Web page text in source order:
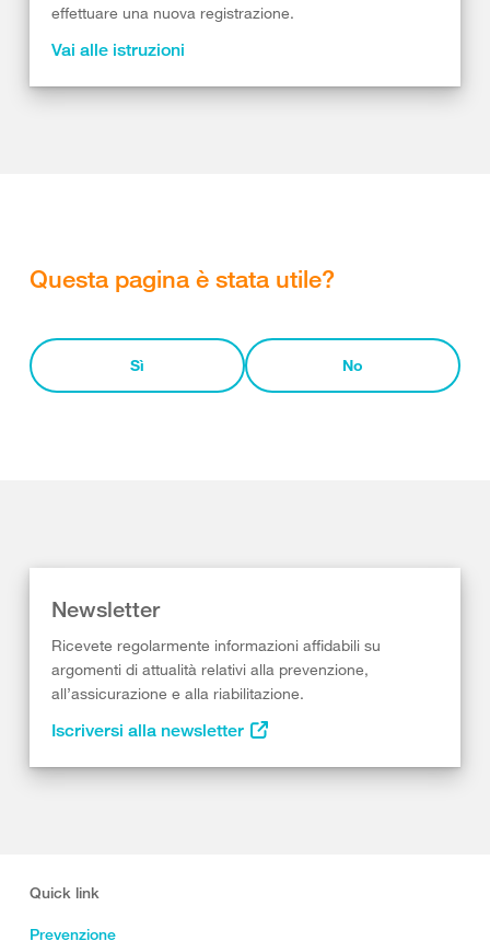
effettuare una nuova registrazione.
Vai alle istruzioni
Questa pagina è stata utile?
Sì No
Newsletter
Ricevete regolarmente informazioni affidabili su
argomenti di attualità relativi alla prevenzione,
all’assicurazione e alla riabilitazione.
Iscriversi alla newsletter
Quick link
Prevenzione